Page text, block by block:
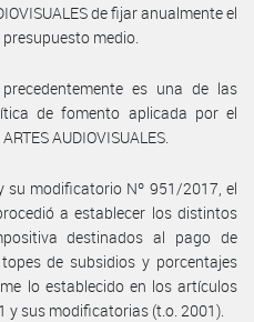
de fijar anualmente el
medio.
es una de las
de fomento aplicada por el
AUDIOVISUALES.
su modificatorio Nº 951/2017, el
a establecer los distintos
destinados al pago de
de subsidios y porcentajes
lo establecido en los artículos
y sus modificatorias (t.o. 2001).